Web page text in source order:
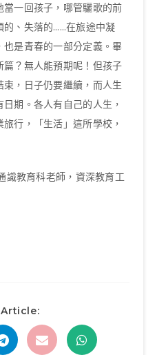
一回孩子，哪管驪歌的前
的、失落的……在旅途中凝
是青春的一部分定義。畢
？無人能預期呢！但孩子
，日子仍要繼續，而人生
期。各人有自己的人生，
行，「生活」這所學校，
識教育科老師，資深教育工